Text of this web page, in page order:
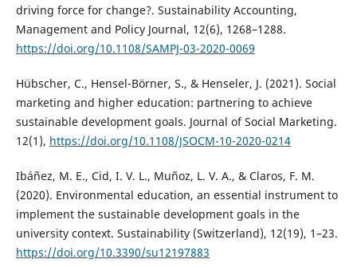
driving force for change?. Sustainability Accounting,
Management and Policy Journal, 12(6), 1268–1288.
https://doi.org/10.1108/SAMPJ-03-2020-0069
Hübscher, C., Hensel-Börner, S., & Henseler, J. (2021). Social
marketing and higher education: partnering to achieve
sustainable development goals. Journal of Social Marketing.
12(1), https://doi.org/10.1108/JSOCM-10-2020-0214
Ibáñez, M. E., Cid, I. V. L., Muñoz, L. V. A., & Claros, F. M.
(2020). Environmental education, an essential instrument to
implement the sustainable development goals in the
university context. Sustainability (Switzerland), 12(19), 1–23.
https://doi.org/10.3390/su12197883